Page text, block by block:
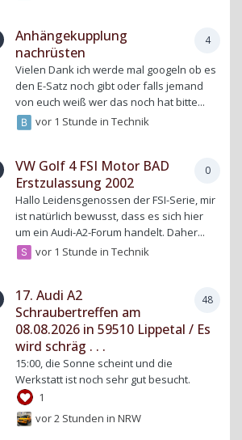
4
Anhängekupplung
nachrüsten
Vielen Dank ich werde mal googeln ob es
den E-Satz noch gibt oder falls jemand
von euch weiß wer das noch hat bitte...
vor 1 Stunde inTechnik
0
VW Golf 4 FSI Motor BAD
Erstzulassung 2002
Hallo Leidensgenossen der FSI-Serie, mir
ist natürlich bewusst, dass es sich hier
um ein Audi-A2-Forum handelt. Daher...
vor 1 Stunde inTechnik
48
17. Audi A2
Schraubertreffen am
08.08.2026 in 59510 Lippetal / Es
wird schräg . . .
15:00, die Sonne scheint und die
Werkstatt ist noch sehr gut besucht.
1
vor 2 Stunden inNRW